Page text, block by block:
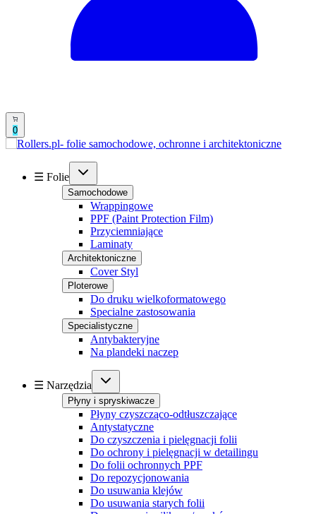
0
☰ Folie
Samochodowe
Wrappingowe
PPF (Paint Protection Film)
Przyciemniające
Laminaty
Architektoniczne
Cover Styl
Ploterowe
Do druku wielkoformatowego
Specialne zastosowania
Specialistyczne
Antybakteryjne
Na plandeki naczep
☰ Narzędzia
Płyny i spryskiwacze
Płyny czyszcząco-odtłuszczające
Antystatyczne
Do czyszczenia i pielęgnacji folii
Do ochrony i pielęgnacji w detailingu
Do folii ochronnych PPF
Do repozycjonowania
Do usuwania klejów
Do usuwania starych folii